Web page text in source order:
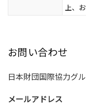
上、
お問い合わせ
日本財団国際協力グ
メールアドレス